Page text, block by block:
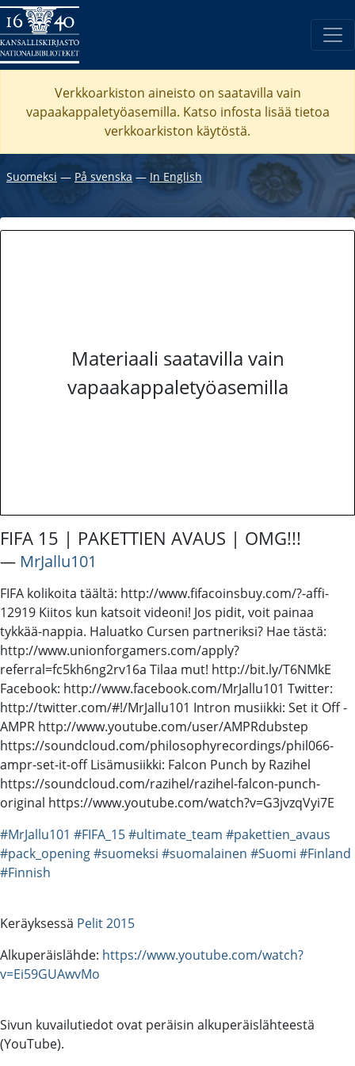
Verkkoarkiston aineisto on saatavilla vain
vapaakappaletyöasemilla. Katso infosta lisää tietoa
verkkoarkiston käytöstä.
Suomeksi ― På svenska ― In English
Materiaali saatavilla vain
vapaakappaletyöasemilla
FIFA 15 | PAKETTIEN AVAUS | OMG!!!
― MrJallu101
FIFA kolikoita täältä: http://www.fifacoinsbuy.com/?-affi-
12919 Kiitos kun katsoit videoni! Jos pidit, voit painaa
tykkää-nappia. Haluatko Cursen partneriksi? Hae tästä:
http://www.unionforgamers.com/apply?
referral=fc5kh6ng2rv16a Tilaa mut! http://bit.ly/T6NMkE
Facebook: http://www.facebook.com/MrJallu101 Twitter:
http://twitter.com/#!/MrJallu101 Intron musiikki: Set it Off -
AMPR http://www.youtube.com/user/AMPRdubstep
https://soundcloud.com/philosophyrecordings/phil066-
ampr-set-it-off Lisämusiikki: Falcon Punch by Razihel
https://soundcloud.com/razihel/razihel-falcon-punch-
original https://www.youtube.com/watch?v=G3jvzqVyi7E
#MrJallu101 #FIFA_15#ultimate_team #pakettien_avaus
#pack_opening#suomeksi #suomalainen #Suomi #Finland
#Finnish
Keräyksessä Pelit 2015
Alkuperäislähde: https://www.youtube.com/watch?
v=Ei59GUAwvMo
Sivun kuvailutiedot ovat peräisin alkuperäislähteestä
(YouTube).